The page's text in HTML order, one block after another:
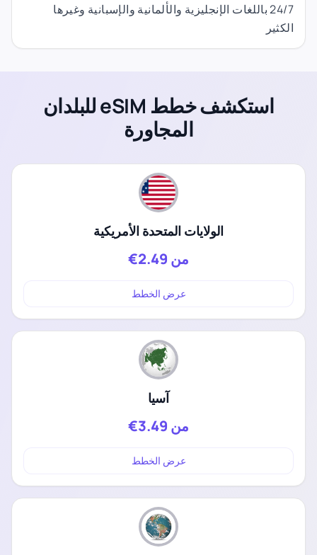
24/7 باللغات الإنجليزية والألمانية والإسبانية وغيرها
الكثير
استكشف خطط eSIM للبلدان
المجاورة
الولايات المتحدة الأمريكية
من 2.49€
عرض الخطط
آسيا
من 3.49€
عرض الخطط